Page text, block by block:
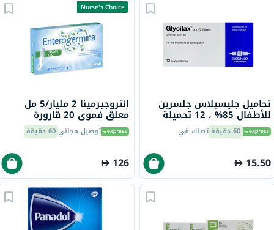
تحاميل جليسيلاس جلسرين
للأطفال 85% ، 12 تحميلة
60 دقيقة تصلك في
15.50
Nurse's Choice
إنتروجيرمينا 2 مليار/5 مل
معلق فموي 20 قارورة
توصيل مجاني60 دقيقة
126